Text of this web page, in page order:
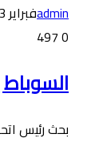
adminفبراير 23, 2022
0
بحث رئيس